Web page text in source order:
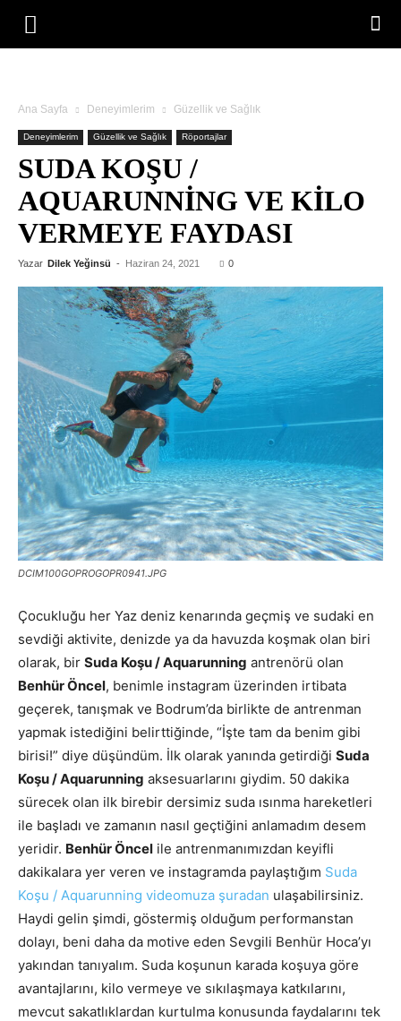
Ana Sayfa Deneyimlerim Güzellik ve Sağlık
Deneyimlerim Güzellik ve Sağlık Röportajlar
SUDA KOŞU /
AQUARUNNING VE KILO
VERMEYE FAYDASI
Yazar Dilek Yeğinsü - Haziran 24, 2021 0
DCIM100GOPROGOPR0941.JPG
Çocukluğu her Yaz deniz kenarında geçmiş ve sudaki en
sevdiği aktivite, denizde ya da havuzda koşmak olan biri
olarak, bir Suda Koşu / Aquarunning antrenörü olan
Benhür Öncel, benimle instagram üzerinden irtibata
geçerek, tanışmak ve Bodrum’da birlikte de antrenman
yapmak istediğini belirttiğinde, “İşte tam da benim gibi
birisi!” diye düşündüm. İlk olarak yanında getirdiği Suda
Koşu / Aquarunning aksesuarlarını giydim. 50 dakika
sürecek olan ilk birebir dersimiz suda ısınma hareketleri
ile başladı ve zamanın nasıl geçtiğini anlamadım desem
yeridir. Benhür Öncel ile antrenmanımızdan keyifli
dakikalara yer veren ve instagramda paylaştığım Suda
Koşu / Aquarunning videomuza şuradan ulaşabilirsiniz.
Haydi gelin şimdi, göstermiş olduğum performanstan
dolayı, beni daha da motive eden Sevgili Benhür Hoca’yı
yakından tanıyalım. Suda koşunun karada koşuya göre
avantajlarını, kilo vermeye ve sıkılaşmaya katkılarını,
mevcut sakatlıklardan kurtulma konusunda faydalarını tek